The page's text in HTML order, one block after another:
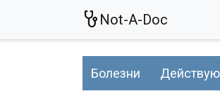
Not-A-Doc
Болезни